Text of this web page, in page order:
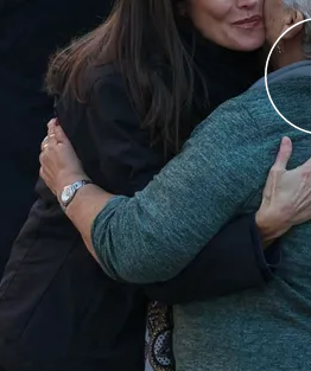
necesaria
Chiva y Letur: “Hay que
momento, sufriendo con
en Valencia,a diferencia de la
en saludos y
de las situaciones que han